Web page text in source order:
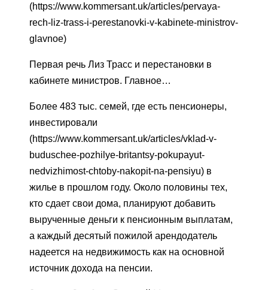
(https://www.kommersant.uk/articles/pervaya-
rech-liz-trass-i-perestanovki-v-kabinete-ministrov-
glavnoe)
Первая речь Лиз Трасс и перестановки в
кабинете министров. Главное…
Более 483 тыс. семей, где есть пенсионеры,
инвестировали
(https://www.kommersant.uk/articles/vklad-v-
buduschee-pozhilye-britantsy-pokupayut-
nedvizhimost-chtoby-nakopit-na-pensiyu) в
жилье в прошлом году. Около половины тех,
кто сдает свои дома, планируют добавить
вырученные деньги к пенсионным выплатам,
а каждый десятый пожилой арендодатель
надеется на недвижимость как на основной
источник дохода на пенсии.